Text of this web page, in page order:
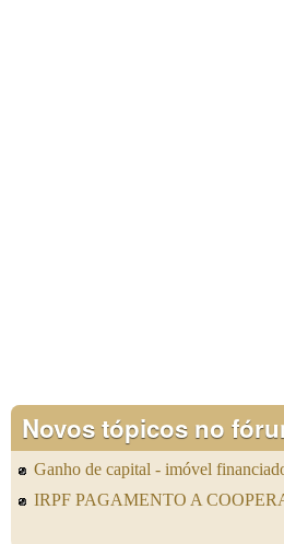
Novos tópicos no
Ganho de capital - imóvel
IRPF PAGAMENTO A